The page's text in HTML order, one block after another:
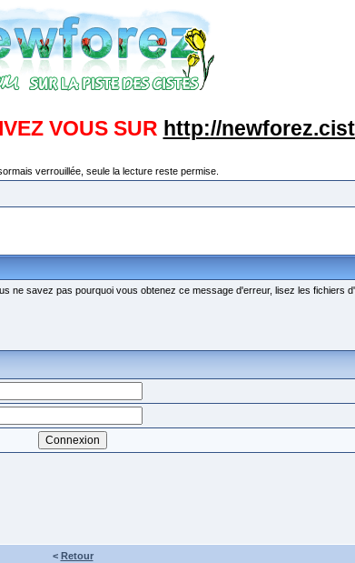
VOUS SUR http://
verrouillée, seule la lecture reste permise.
savez pas pourquoi vous obtenez ce message d'erreur, lisez les fichiers
< Retour